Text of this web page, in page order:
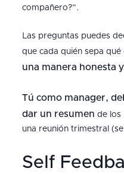
compañero?”.
Las preguntas puedes
que cada quién sepa
una manera honesta
Tú como manager,
dar un resumen de los
una reunión trimestral
Self